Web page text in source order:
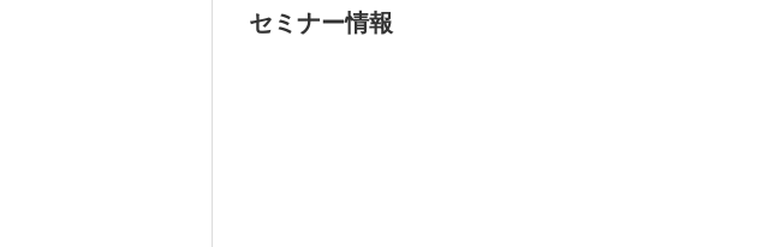
セミナー情報